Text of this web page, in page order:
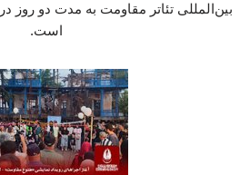
بین‌المللی تئاتر مقاومت به مدت دو روز
است.